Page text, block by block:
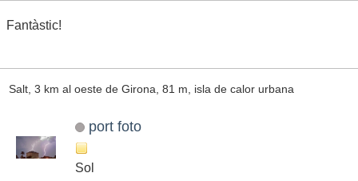
Fantàstic!
Salt, 3 km al oeste de Girona, 81 m, isla de calor urbana
port foto
Sol